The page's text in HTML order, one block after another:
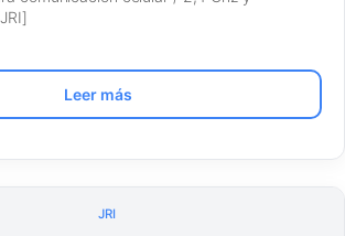
Leer más
JRI